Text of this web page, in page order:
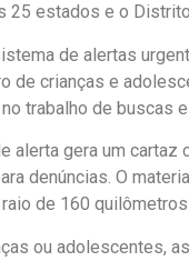
25 estados e o
de alertas
de crianças e
trabalho de buscas
alerta gera um
denúncias. O
de 160
ou adolescentes,